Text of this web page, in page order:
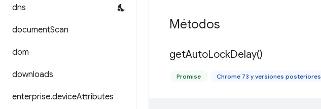
dns
documentScan
dom
downloads
enterprise.deviceAttributes
Métodos
getAutoLockDelay()
Promise Chrome 73 y versiones posteriores